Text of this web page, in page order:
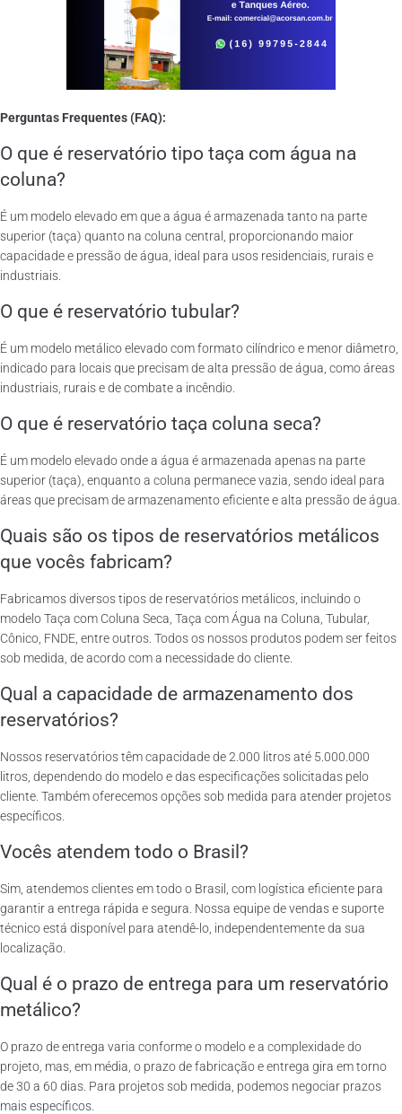
Perguntas Frequentes (FAQ):
O que é reservatório tipo taça com água na
coluna?
É um modelo elevado em que a água é armazenada tanto na parte
superior (taça) quanto na coluna central, proporcionando maior
capacidade e pressão de água, ideal para usos residenciais, rurais e
industriais.
O que é reservatório tubular?
É um modelo metálico elevado com formato cilíndrico e menor diâmetro,
indicado para locais que precisam de alta pressão de água, como áreas
industriais, rurais e de combate a incêndio.
O que é reservatório taça coluna seca?
É um modelo elevado onde a água é armazenada apenas na parte
superior (taça), enquanto a coluna permanece vazia, sendo ideal para
áreas que precisam de armazenamento eficiente e alta pressão de água.
Quais são os tipos de reservatórios metálicos
que vocês fabricam?
Fabricamos diversos tipos de reservatórios metálicos, incluindo o
modelo Taça com Coluna Seca, Taça com Água na Coluna, Tubular,
Cônico, FNDE, entre outros. Todos os nossos produtos podem ser feitos
sob medida, de acordo com a necessidade do cliente.
Qual a capacidade de armazenamento dos
reservatórios?
Nossos reservatórios têm capacidade de 2.000 litros até 5.000.000
litros, dependendo do modelo e das especificações solicitadas pelo
cliente. Também oferecemos opções sob medida para atender projetos
específicos.
Vocês atendem todo o Brasil?
Sim, atendemos clientes em todo o Brasil, com logística eficiente para
garantir a entrega rápida e segura. Nossa equipe de vendas e suporte
técnico está disponível para atendê-lo, independentemente da sua
localização.
Qual é o prazo de entrega para um reservatório
metálico?
O prazo de entrega varia conforme o modelo e a complexidade do
projeto, mas, em média, o prazo de fabricação e entrega gira em torno
de 30 a 60 dias. Para projetos sob medida, podemos negociar prazos
mais específicos.